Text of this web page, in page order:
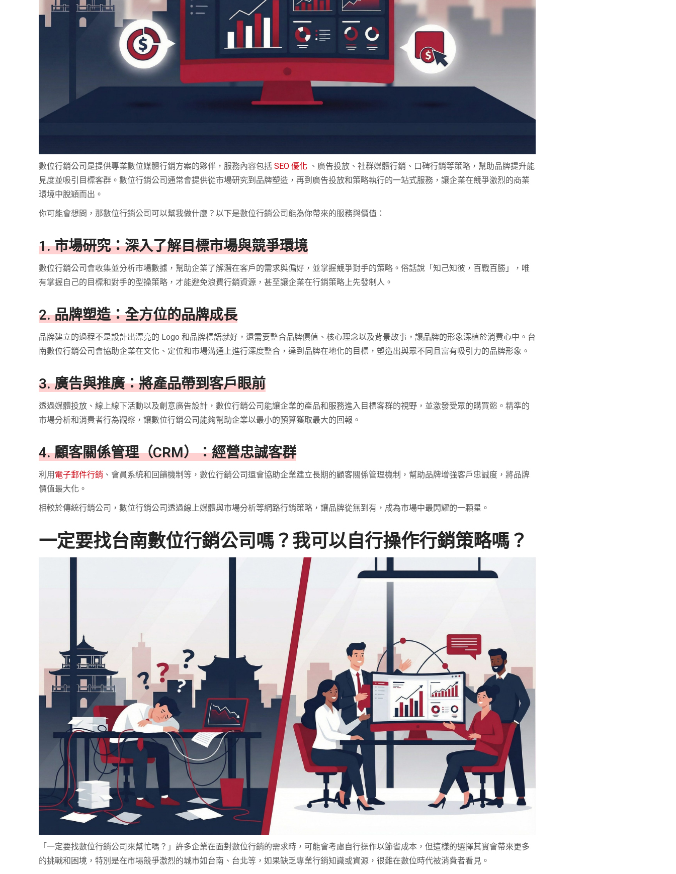
數位行銷公司是提供專業數位媒體行銷方案的夥伴，服務內容包括SEO 優化 、廣告投放、社群媒體行銷、 口碑行銷等策略，幫助品牌提升能
見度並吸引目標客群。數位行銷公司通常會提供從市場研究到品牌塑造，再到廣告投放和策略執行的一站式服務，讓企業在競爭激烈的商業
環境中脫穎而出。
你可能會想問，那數位行銷公司可以幫我做什麼？以下是數位行銷公司能為你帶來的服務與價值：
1. 市場研究：深入了解目標市場與競爭環境
數位行銷公司會收集並分析市場數據，幫助企業了解潛在客戶的需求與偏好，並掌握競爭對手的策略。俗話說「知己知彼，百戰百勝」，唯
有掌握自己的目標和對手的型操策略，才能避免浪費行銷資源，甚至讓企業在行銷策略上先發制人。
2. 品牌塑造：全方位的品牌成長
品牌建立的過程不是設計出漂亮的 Logo 和品牌標語就好，還需要整合品牌價值、核心理念以及背景故事，讓品牌的形象深植於消費心中。台
南數位行銷公司會協助企業在文化、定位和市場溝通上進行深度整合，達到品牌在地化的目標，塑造出與眾不同且富有吸引力的品牌形象。
3. 廣告與推廣：將產品帶到客戶眼前
透過媒體投放、線上線下活動以及創意廣告設計，數位行銷公司能讓企業的產品和服務進入目標客群的視野，並激發受眾的購買慾。精準的
市場分析和消費者行為觀察，讓數位行銷公司能夠幫助企業以最小的預算獲取最大的回報。
4. 顧客關係管理（CRM）：經營忠誠客群
利用 電子郵件行銷 、會員系統和回饋機制等，數位行銷公司還會協助企業建立長期的顧客關係管理機制，幫助品牌增強客戶忠誠度，將品牌
價值最大化。
相較於傳統行銷公司，數位行銷公司透過線上媒體與市場分析等網路行銷策略，讓品牌從無到有，成為市場中最閃耀的一顆星。
一定要找台南數位行銷公司嗎？我可以自行操作行銷策略嗎？
「一定要找數位行銷公司來幫忙嗎？」許多企業在面對數位行銷的需求時，可能會考慮自行操作以節省成本，但這樣的選擇其實會帶來更多
的挑戰和困境，特別是在市場競爭激烈的城市如台南、台北等，如果缺乏專業行銷知識或資源，很難在數位時代被消費者看見。